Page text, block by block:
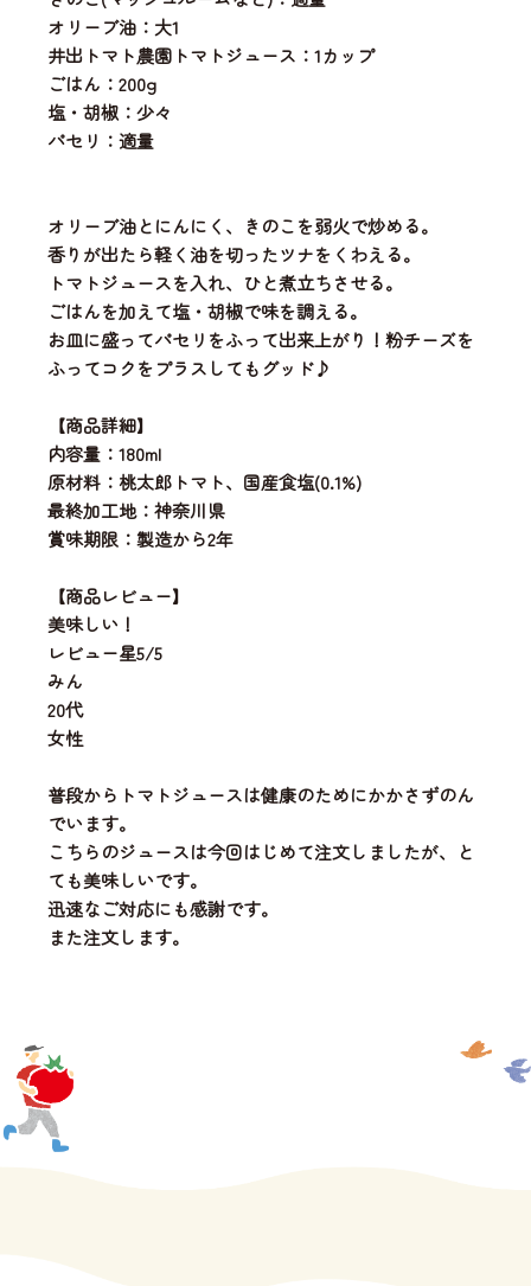
オリーブ油：大1
井出トマト農園トマトジュース：1カップ
ごはん：200g
塩・胡椒：少々
パセリ：適量
オリーブ油とにんにく、きのこを弱火で炒める。
香りが出たら軽く油を切ったツナをくわえる。
トマトジュースを入れ、ひと煮立ちさせる。
ごはんを加えて塩・胡椒で味を調える。
お皿に盛ってパセリをふって出来上がり！粉チーズを
ふってコクをプラスしてもグッド♪
【商品詳細】
内容量：180ml
原材料：桃太郎トマト、国産食塩(0.1%)
最終加工地：神奈川県
賞味期限：製造から2年
【商品レビュー】
美味しい！
レビュー星5/5
みん
20代
女性
普段からトマトジュースは健康のためにかかさずのん
でいます。
こちらのジュースは今回はじめて注文しましたが、と
ても美味しいです。
迅速なご対応にも感謝です。
また注文します。